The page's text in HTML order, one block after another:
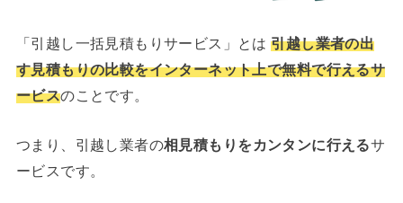
「引越し一括見積もりサービス」とは引越し業者の出
す見積もりの比較をインターネット上で無料で行えるサ
ービスのことです。
つまり、引越し業者の相見積もりをカンタンに行えるサ
ービスです。